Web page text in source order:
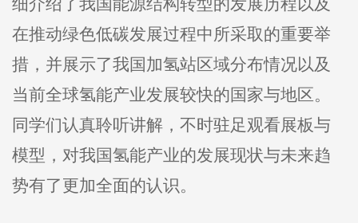
细介绍了我国能源结构转型的发展历程以及
在推动绿色低碳发展过程中所采取的重要举
措，并展示了我国加氢站区域分布情况以及
当前全球氢能产业发展较快的国家与地区。
同学们认真聆听讲解，不时驻足观看展板与
模型，对我国氢能产业的发展现状与未来趋
势有了更加全面的认识。